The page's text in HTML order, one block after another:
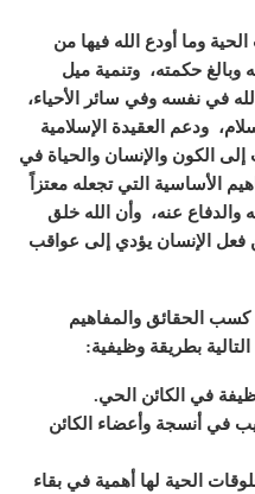
وما أودع الله فيها من
حكمته، وتنمية ميل
في نفسه وفي سائر الأحياء،
ودعم العقيدة الإسلامية
إلى الكون والإنسان والحياة في
الأساسية التي تجعله معتزاً
والدفاع عنه، وأن الله خلق
فعل الإنسان يؤدي إلى عواقب
الحقائق والمفاهيم
بطريقة وظيفية:
في الكائن الحي.
في أنسجة وأعضاء الكائن
الحية لها أهمية في بقاء